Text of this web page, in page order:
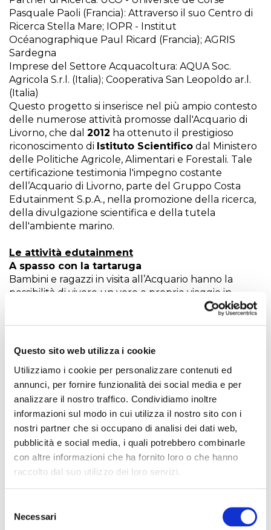
Questo sito web utilizza i cookie
Utilizziamo i cookie per personalizzare contenuti ed
annunci, per fornire funzionalità dei social media e per
analizzare il nostro traffico. Condividiamo inoltre
informazioni sul modo in cui utilizza il nostro sito con i
nostri partner che si occupano di analisi dei dati web,
pubblicità e social media, i quali potrebbero combinarle
con altre informazioni che ha fornito loro o che hanno
raccolto dal suo utilizzo dei loro servizi.
delNecessari
Pasquale Paoli (Francia): Attraverso il suo Centro di
Ricerca Stella Mare; IOPR - Institut
Océanographique Paul Ricard (Francia); AGRIS
Sardegna
Imprese del Settore Acquacoltura: AQUA Soc.
Agricola S.r.l. (Italia); Cooperativa San Leopoldo ar.l.
(Italia)
Questo progetto si inserisce nel più ampio contesto
delle numerose attività promosse dall'Acquario di
Livorno, che dal 2012 ha ottenuto il prestigioso
riconoscimento di Istituto Scientifico dal Ministero
delle Politiche Agricole, Alimentari e Forestali. Tale
certificazione testimonia l'impegno costante
dell’Acquario di Livorno, parte del Gruppo Costa
Edutainment S.p.A., nella promozione della ricerca,
della divulgazione scientifica e della tutela
dell'ambiente marino.
Le attività edutainment
A spasso con la tartaruga
Bambini e ragazzi in visita all’Acquario hanno la
possibilità di vivere un vero e proprio viaggio in
compagnia di una simpatica Tartaruga per scoprire,
in chiave ludica e divertente, i segreti dei sette mari,
l’animazione A spasso con la tartaruga, un esperto
biologo in veste di Tartaruga stimola la curiosità dei
bambini partecipanti, favorendo in loro un
atteggiamento proattivo per la tutela dell’ambiente
marino.
Timing: alle ore 10.30 - Durata 1h – Incluso nel
biglietto di ingresso all’Acquario
Gli speech tematici
L'Acquario di Livorno offre inoltre ai propri visitatori
dei momenti di approfondimento attraverso gli
Speech tematici su alcuni argomenti relativi al mare
1° SPEECH - Ore 11.30 (NEW) Uno squalo per amico